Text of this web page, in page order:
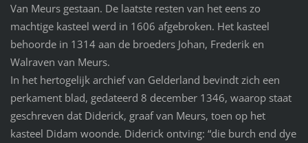
Van Meurs gestaan. De laatste resten van het eens zo
machtige kasteel werd in 1606 afgebroken. Het kasteel
behoorde in 1314 aan de broeders Johan, Frederik en
Walraven van Meurs.
In het hertogelijk archief van Gelderland bevindt zich een
perkament blad, gedateerd 8 december 1346, waarop staat
geschreven dat Diderick, graaf van Meurs, toen op het
kasteel Didam woonde. Diderick ontving: “die burch end dye